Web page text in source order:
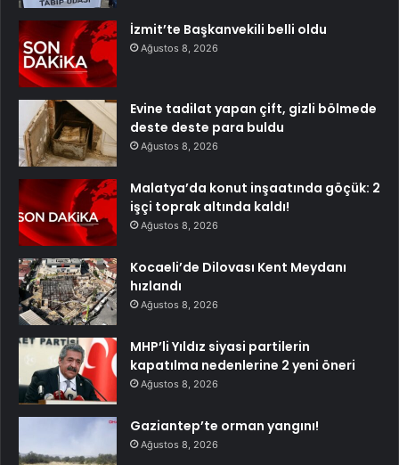
İzmit’te Başkanvekili belli oldu
Ağustos 8, 2026
Evine tadilat yapan çift, gizli bölmede
deste deste para buldu
Ağustos 8, 2026
Malatya’da konut inşaatında göçük: 2
işçi toprak altında kaldı!
Ağustos 8, 2026
Kocaeli’de Dilovası Kent Meydanı
hızlandı
Ağustos 8, 2026
MHP’li Yıldız siyasi partilerin
kapatılma nedenlerine 2 yeni öneri
Ağustos 8, 2026
Gaziantep’te orman yangını!
Ağustos 8, 2026